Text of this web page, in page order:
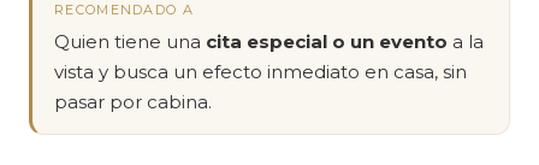
RECOMENDADO A
Quien tiene una cita especial o un evento a la
vista y busca un efecto inmediato en casa, sin
pasar por cabina.